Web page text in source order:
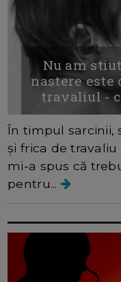
Nu am
nastere este
travaliul -
În timpul sarcinii,
și frica de
mi-a spus că
pentru...